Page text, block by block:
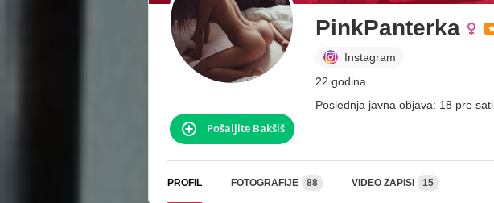
PinkPanterka
Instagram
22 godina
Poslednja javna objava: 18 pre sati
Pošaljite Bakšiš
PROFIL FOTOGRAFIJE 88 VIDEO ZAPISI 15